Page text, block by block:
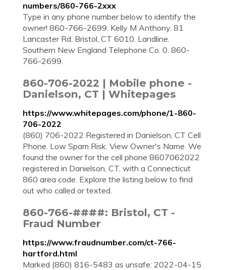
numbers/860-766-2xxx
Type in any phone number below to identify the
owner! 860-766-2699. Kelly M Anthony. 81
Lancaster Rd. Bristol, CT 6010. Landline.
Southern New England Telephone Co. 0. 860-
766-2699.
860-706-2022 | Mobile phone -
Danielson, CT | Whitepages
https://www.whitepages.com/phone/1-860-
706-2022
(860) 706-2022 Registered in Danielson, CT Cell
Phone. Low Spam Risk. View Owner's Name. We
found the owner for the cell phone 8607062022
registered in Danielson, CT, with a Connecticut
860 area code. Explore the listing below to find
out who called or texted.
860-766-####: Bristol, CT -
Fraud Number
https://www.fraudnumber.com/ct-766-
hartford.html
Marked (860) 816-5483 as unsafe: 2022-04-15